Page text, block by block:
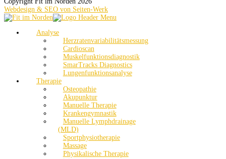
Webdesign & SEO von Seiten-Werk
Analyse
Herzratenvariabilitätsmessung
Cardioscan
Muskelfunktionsdiagnostik
SmarTracks Diagnostics
Lungenfunktionsanalyse
Therapie
Osteopathie
Akupunktur
Manuelle Therapie
Krankengymnastik
Manuelle Lymphdrainage
(MLD)
Sportphysiotherapie
Massage
Physikalische Therapie